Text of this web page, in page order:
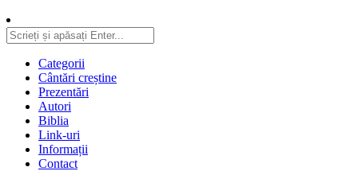
Categorii
Cântări creștine
Prezentări
Autori
Biblia
Link-uri
Informații
Contact